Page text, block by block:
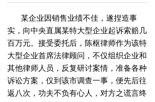
某企业因销售业绩不佳，遂捏造事
实，向中央直属某特大型企业起诉索赔几
百万元。接受委托后，陈枢律师作为该特
大型企业首席法律顾问，不仅组织企业和
其他律师人员，反复研讨案情，准备各种
诉讼方案，仅到该市调查一事，便先后往
返八次，功夫不负有心人，对方之谎言终